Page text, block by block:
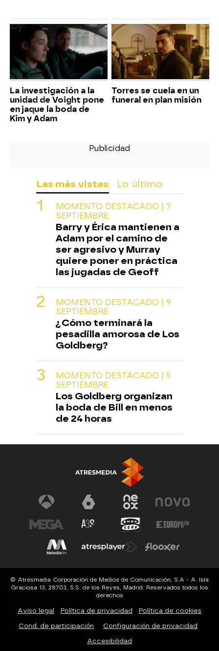
La investigación a la
unidad de Voight pone
en jaque la boda de
Kim y Adam
Torres se cuela en un
funeral en plan misión
Las más vistas Lo último
MOMENTO DESTACADO | 7
SEPTIEMBRE
Barry y Érica mantienen a
Adam por el camino de
ser agresivo y Murray
quiere poner en práctica
las jugadas de Geoff
MOMENTO DESTACADO | 9
SEPTIEMBRE
¿Cómo terminará la
pesadilla amorosa de Los
Goldberg?
MOMENTO DESTACADO | 5
SEPTIEMBRE
Los Goldberg organizan
la boda de Bill en menos
de 24 horas
© Atresmedia Corporación de Medios de Comunicación, S.A - A. Isla
Graciosa 13, 28703, S.S. de los Reyes, Madrid. Reservados todos los
derechos
Aviso legal Política de privacidad Política de cookies
Cond. de participación Configuración de privacidad
Accesibilidad